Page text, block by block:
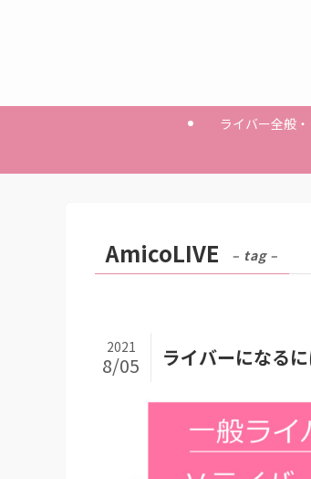
ライバー全般
AmicoLIVE – tag –
ライバーになる
2021
8/05